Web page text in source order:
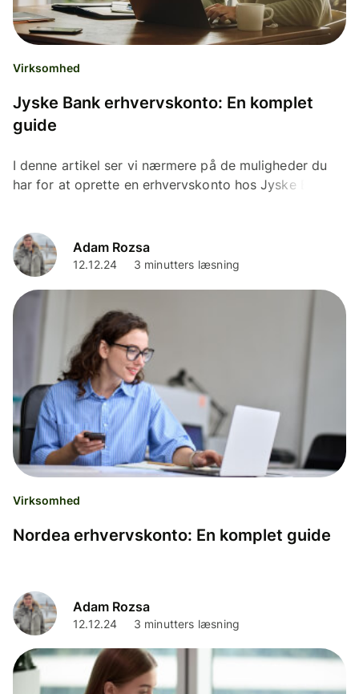
Virksomhed
Jyske Bank erhvervskonto: En komplet
guide
I denne artikel ser vi nærmere på de muligheder du
har for at oprette en erhvervskonto hos Jyske Bank,
Adam Rozsa
12.12.24 3 minutters læsning
Virksomhed
Nordea erhvervskonto: En komplet guide
Adam Rozsa
12.12.24 3 minutters læsning